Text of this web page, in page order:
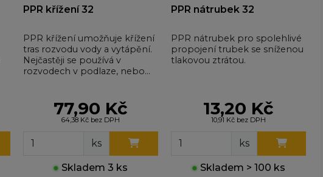
PPR křížení 32
PPR křížení umožňuje křížení
tras rozvodu vody a vytápění.
Nejčastěji se používá v
rozvodech v podlaze, nebo
77,90 Kč
64,38 Kč bez DPH
ks
● Skladem 3 ks
PPR nátrubek 32
PPR nátrubek pro spolehlivé
propojení trubek se sníženou
tlakovou ztrátou.
13,20 Kč
10,91 Kč bez DPH
ks
● Skladem > 100 ks